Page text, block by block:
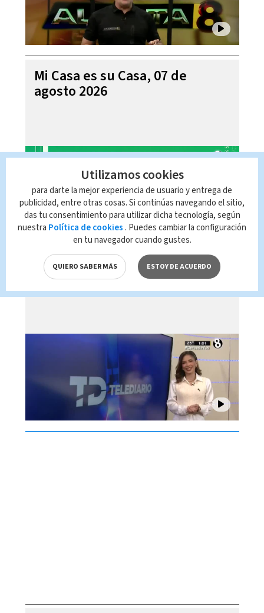
Mi Casa es su Casa, 07 de
agosto 2026
Telediario En Directo con Paula
Brenes, 07 de agosto 2026
Utilizamos cookies
para darte la mejor experiencia de usuario y entrega de
publicidad, entre otras cosas. Si continúas navegando el sitio,
das tu consentimiento para utilizar dicha tecnología, según
nuestra Política de cookies . Puedes cambiar la configuración
en tu navegador cuando gustes.
QUIERO SABER MÁS ESTOY DE ACUERDO